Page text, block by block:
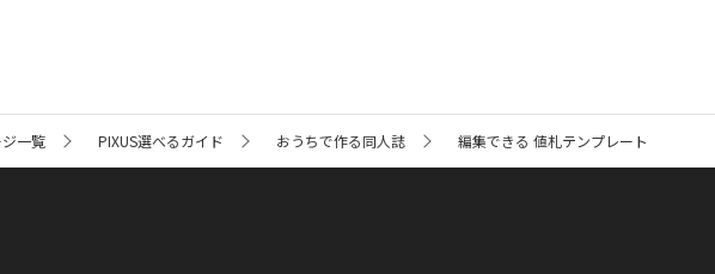
一覧 PIXUS選べるガイド おうちで作る同人誌 編集できる 値札テンプレート